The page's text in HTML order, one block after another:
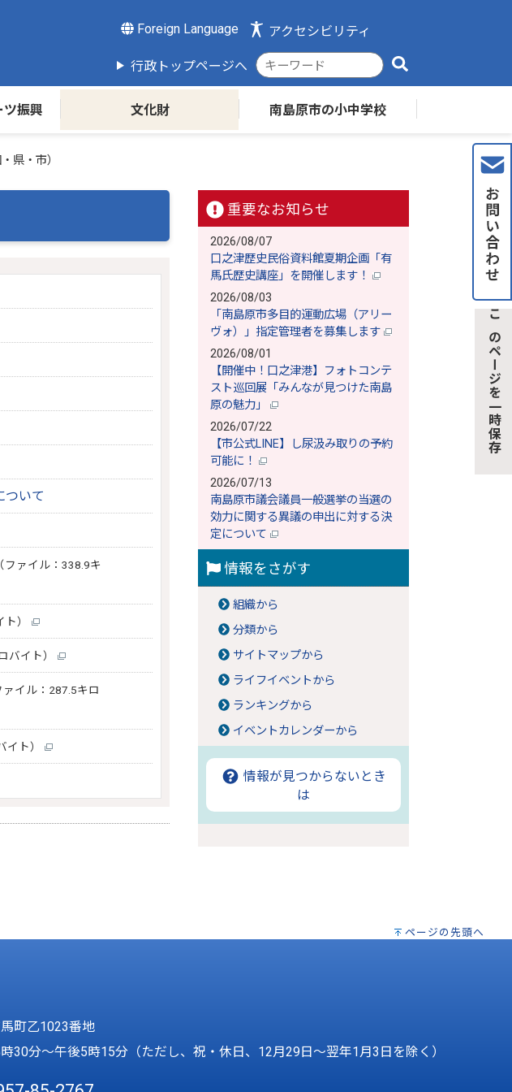
Foreign Language アクセシビリティ
行政トップページへ
検
索
ツ振興 文化財 南島原市の小中学校
県・市）
ついて
（ファイル：338.9キ
）
バイト）
ァイル：287.5キロ
イト）
重要なお知らせ
2026/08/07
口之津歴史民俗資料館夏期企画「有
馬氏歴史講座」を開催します！
2026/08/03
「南島原市多目的運動広場（アリー
ヴォ）」指定管理者を募集します
2026/08/01
【開催中！口之津港】フォトコンテ
スト巡回展「みんなが見つけた南島
原の魅力」
2026/07/22
【市公式LINE】し尿汲み取りの予約
可能に！
2026/07/13
南島原市議会議員一般選挙の当選の
効力に関する異議の申出に対する決
定について
情報をさがす
組織から
分類から
サイトマップから
ライフイベントから
ランキングから
イベントカレンダーから
情報が見つからないとき
は
ページの先頭へ
町乙1023番地
30分～午後5時15分（ただし、祝・休日、12月29日～翌年1月3日を除く）
このページを一時保存